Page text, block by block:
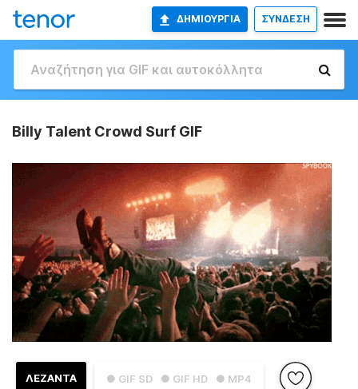
ΔΗΜΙΟΥΡΓΊΑ ΣΥΝΔΕΣΗ
Billy Talent Crowd Surf GIF
● GIF SD ● GIF HD ● MP4
ΛΕΖΑΝΤΑ